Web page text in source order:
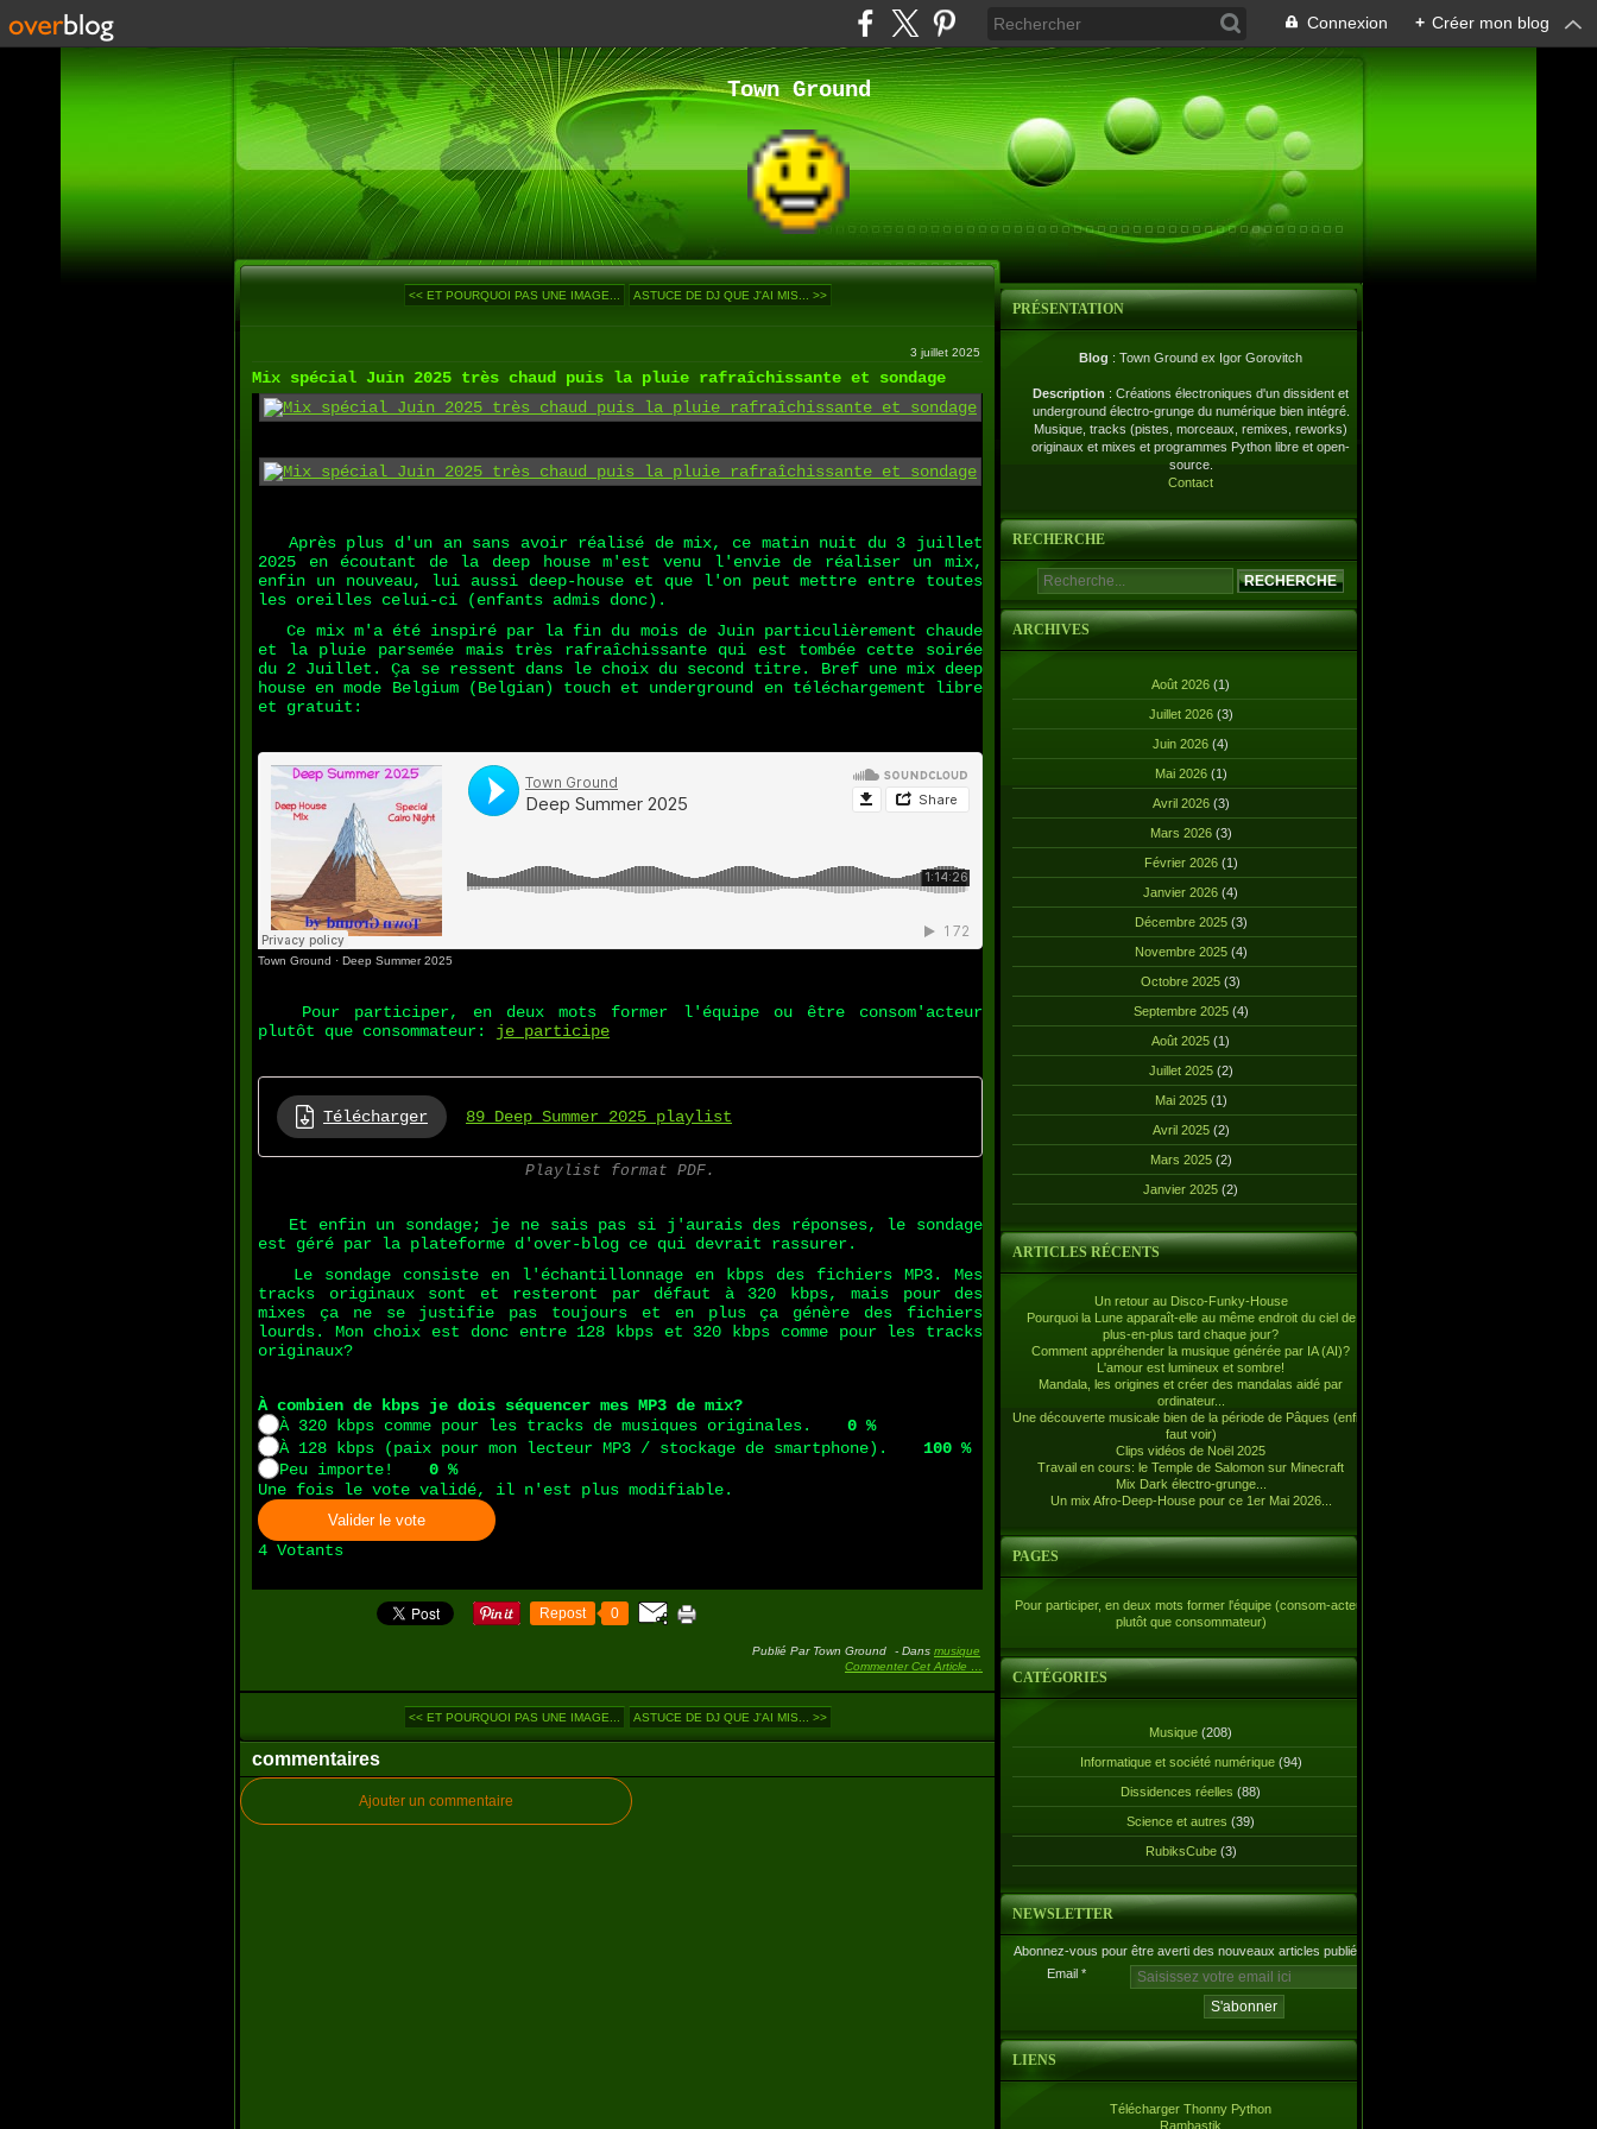
Connexion + Créer mon blog
Town Ground
<< ET POURQUOI PAS UNE IMAGE... ASTUCE DE DJ QUE J'AI MIS... >>
3 juillet 2025
Mix spécial Juin 2025 très chaud puis la pluie rafraîchissante et sondage
Après plus d'un an sans avoir réalisé de mix, ce matin nuit du 3 juillet
2025 en écoutant de la deep house m'est venu l'envie de réaliser un mix,
enfin un nouveau, lui aussi deep-house et que l'on peut mettre entre toutes
les oreilles celui-ci (enfants admis donc).
Ce mix m'a été inspiré par la fin du mois de Juin particulièrement chaude
et la pluie parsemée mais très rafraîchissante qui est tombée cette soirée
du 2 Juillet. Ça se ressent dans le choix du second titre. Bref une mix deep
house en mode Belgium (Belgian) touch et underground en téléchargement libre
et gratuit:
Town Ground · Deep Summer 2025
Pour participer, en deux mots former l'équipe ou être consom'acteur
plutôt que consommateur: je participe
Télécharger 89 Deep Summer 2025 playlist
Playlist format PDF.
Et enfin un sondage; je ne sais pas si j'aurais des réponses, le sondage
est géré par la plateforme d'over-blog ce qui devrait rassurer.
Le sondage consiste en l'échantillonnage en kbps des fichiers MP3. Mes
tracks originaux sont et resteront par défaut à 320 kbps, mais pour des
mixes ça ne se justifie pas toujours et en plus ça génère des fichiers
lourds. Mon choix est donc entre 128 kbps et 320 kbps comme pour les tracks
originaux?
À combien de kbps je dois séquencer mes MP3 de mix?
À 320 kbps comme pour les tracks de musiques originales.
0 %
À 128 kbps (paix pour mon lecteur MP3 / stockage de smartphone).
100 %
Peu importe!
0 %
Une fois le vote validé, il n'est plus modifiable.
Valider le vote
4 Votants
Repost 0
Publié Par Town Ground - Dans musique
Commenter Cet Article
<< ET POURQUOI PAS UNE IMAGE... ASTUCE DE DJ QUE J'AI MIS... >>
commentaires
Ajouter un commentaire
PRÉSENTATION
Blog : Town Ground ex Igor Gorovitch
Description : Créations électroniques d'un dissident et
underground électro-grunge du numérique bien intégré.
Musique, tracks (pistes, morceaux, remixes, reworks)
originaux et mixes et programmes Python libre et open-
source.
Contact
RECHERCHE
ARCHIVES
Août 2026 (1)
Juillet 2026 (3)
Juin 2026 (4)
Mai 2026 (1)
Avril 2026 (3)
Mars 2026 (3)
Février 2026 (1)
Janvier 2026 (4)
Décembre 2025 (3)
Novembre 2025 (4)
Octobre 2025 (3)
Septembre 2025 (4)
Août 2025 (1)
Juillet 2025 (2)
Mai 2025 (1)
Avril 2025 (2)
Mars 2025 (2)
Janvier 2025 (2)
ARTICLES RÉCENTS
Un retour au Disco-Funky-House
Pourquoi la Lune apparaît-elle au même endroit du ciel de
plus-en-plus tard chaque jour?
Comment appréhender la musique générée par IA (AI)?
L'amour est lumineux et sombre!
Mandala, les origines et créer des mandalas aidé par
ordinateur...
Une découverte musicale bien de la période de Pâques (enfin,
faut voir)
Clips vidéos de Noël 2025
Travail en cours: le Temple de Salomon sur Minecraft
Mix Dark électro-grunge...
Un mix Afro-Deep-House pour ce 1er Mai 2026...
PAGES
Pour participer, en deux mots former l'équipe (consom-acteur
plutôt que consommateur)
CATÉGORIES
Musique (208)
Informatique et société numérique(94)
Dissidences réelles (88)
Science et autres (39)
RubiksCube(3)
NEWSLETTER
Abonnez-vous pour être averti des nouveaux articles publiés.
Email
LIENS
Télécharger Thonny Python
Rambastik